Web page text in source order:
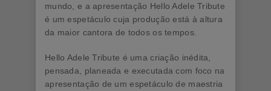
mundo, e a apresentação Hello Adele Tribute
é um espetáculo cuja produção está à altura
da maior cantora de todos os tempos.
Hello Adele Tribute é uma criação inédita,
pensada, planeada e executada com foco na
apresentação de um espetáculo de maestria